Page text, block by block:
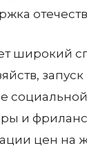
широкий
и
цен на